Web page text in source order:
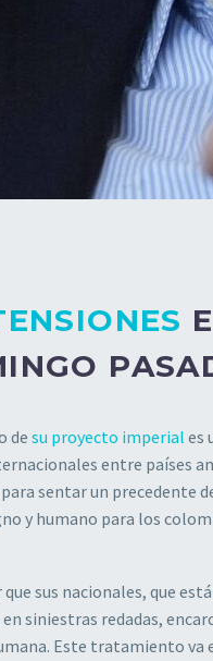
de su proyecto imperial es
entre países
sentar un precedente
y humano para los
sus nacionales, que
siniestras redadas,
Este tratamiento va